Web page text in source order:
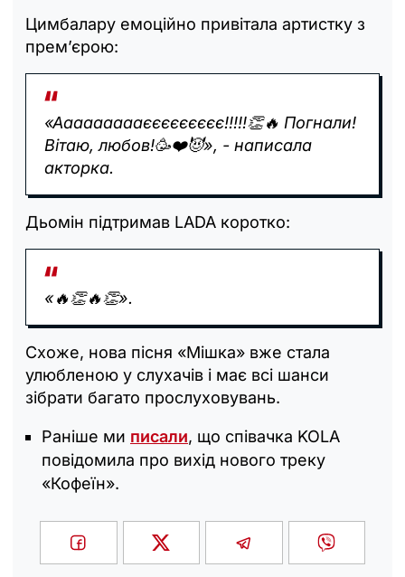
Цимбалару емоційно привітала артистку з
прем’єрою:
«Аааааааааєєєєєєєєє!!!!!👏🔥 Погнали!
Вітаю, любов!🥳❤️😈», - написала
акторка.
Дьомін підтримав LADA коротко:
«🔥👏🔥👏».
Схоже, нова пісня «Мішка» вже стала
улюбленою у слухачів і має всі шанси
зібрати багато прослуховувань.
Раніше ми писали, що співачка KOLA
повідомила про вихід нового треку
«Кофеїн».